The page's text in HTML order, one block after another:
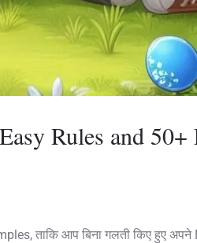
Rules and 50+
ताकि आप बिना गलती किए हुए